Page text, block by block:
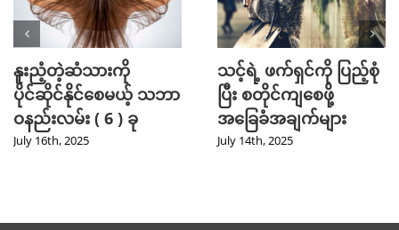
Mini Jeans Skirt ကို စ
တိုင်ကျကျဝတ်လို့ရစေ
မယ့် Styling Tips များ
September 28th, 2024
Golf အားကစား
ကြိုက်နှစ်သက်သူတို့
အတွက် ဖက်ရှင် Tips
များ